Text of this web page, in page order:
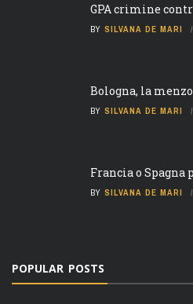
GPA crimine
BY SILVANA DE MARI
Bologna, la
BY SILVANA DE MARI
Francia o Spagna
BY SILVANA DE MARI
POPULAR POSTS